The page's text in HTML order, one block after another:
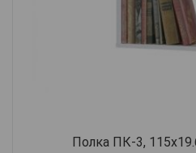
Полка ПК-3,